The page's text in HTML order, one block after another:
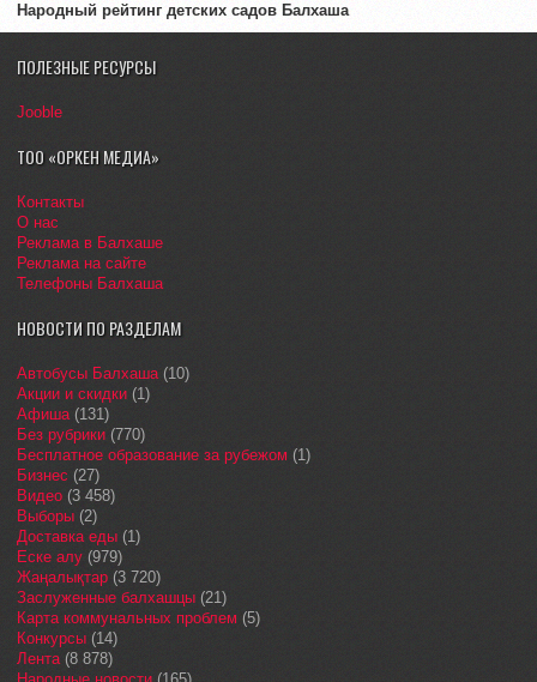
Народный рейтинг детских садов Балхаша
ПОЛЕЗНЫЕ РЕСУРСЫ
Jooble
ТОО «ОРКЕН МЕДИА»
Контакты
О нас
Реклама в Балхаше
Реклама на сайте
Телефоны Балхаша
НОВОСТИ ПО РАЗДЕЛАМ
Автобусы Балхаша(10)
Акции и скидки (1)
Афиша(131)
Без рубрики (770)
Бесплатное образование за рубежом (1)
Бизнес (27)
Видео (3 458)
Выборы (2)
Доставка еды (1)
Еске алу (979)
Жаңалықтар (3 720)
Заслуженные балхашцы (21)
Карта коммунальных проблем (5)
Конкурсы (14)
Лента(8 878)